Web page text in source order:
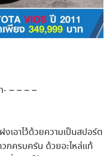
- – – – –
เอาไว้ด้วยความเป็นสปอร์ต
กครบครัน ด้วยอะไหล่แท้